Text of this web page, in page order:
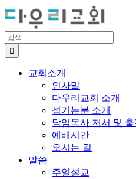
Skip
to
content
검
색
...
교회소개
인사말
다우리교회 소개
섬기는분 소개
담임목사 저서 및 출
예배시간
오시는 길
말씀
주일설교